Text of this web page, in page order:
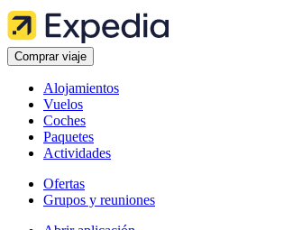
Comprar viaje
Alojamientos
Vuelos
Coches
Paquetes
Actividades
Ofertas
Grupos y reuniones